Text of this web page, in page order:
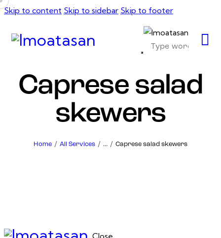
Skip to content Skip to sidebar Skip to footer
Caprese salad
skewers
Home All Services ... Caprese salad skewers